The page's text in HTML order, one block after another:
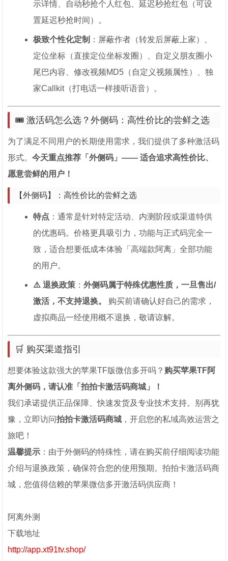
示详情、自动秒抢个人红包、延迟秒抢红包（可设
置延迟秒抢时间）。
极致个性化定制 ：屏蔽作者（转发后屏蔽上家）、
定位坐标（直接定位坐标发圈）、自定义朋友圈小
尾巴内容、修改视频MD5（自定义视频属性）、独
家Callkit（打电话一样接听语音）。
🎟️ 激活码怎么选？外侧码：高性价比的尝鲜之选
为了满足不同用户的长期使用需求，我们提供了多种激活码
形式。今天重点推荐「外侧码」—— 适合追求高性价比、
愿意尝鲜的用户！
【外侧码】：高性价比的尝鲜之选
特点 ：通常是针对特定活动、内测阶段或渠道特供
的优惠码。价格更具吸引力，功能与正式码完全一
致，适合想要低成本体验「高端款阿离」全部功能
的用户。
⚠️ 退换政策 ：外侧码属于特殊优惠性质，一旦售出/
激活，不支持退换。
购买前请确认好自己的需求，
虚拟商品一经使用概不退换，敬请谅解。
🛒 购买渠道指引
想要体验这款强大的苹果TF版微信多开吗？ 购买苹果TF阿
离外侧码，请认准「拍拍卡激活码商城」！
我们承诺提供正品保障、快速发货及专业技术支持。别再犹
豫，立即访问拍拍卡激活码商城 ，开启您的私域高效运营之
旅吧！
温馨提示 ：由于外侧码的特殊性，请在购买前仔细阅读功能
介绍与退换政策，确保符合您的使用预期。拍拍卡激活码商
城，您值得信赖的苹果微信多开激活码供应商！
阿离外测
下载地址
http://app.xt91tv.shop/